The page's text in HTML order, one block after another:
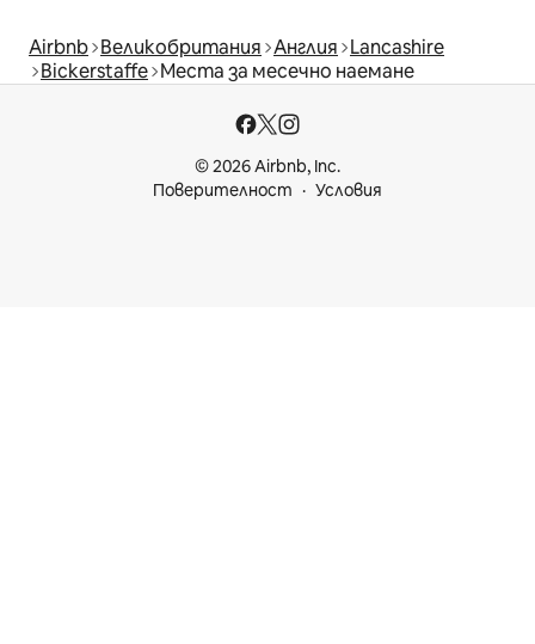
Airbnb Великобритания Англия Lancashire
Bickerstaffe Места за месечно наемане
© 2026 Airbnb, Inc.
Поверителност
Условия